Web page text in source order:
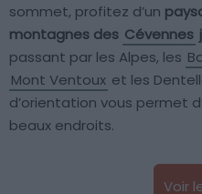
sommet, profitez d’un
montagnes des Cévennes
passant par les Alpes, les
Mont Ventoux et les
d’orientation vous permet
beaux endroits.
Voir